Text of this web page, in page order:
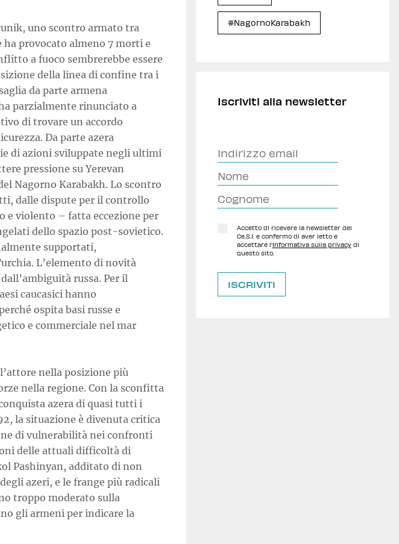
uno scontro armato tra
ha provocato almeno 7 morti e
a fuoco sembrerebbe essere
della linea di confine tra i
da parte armena
parzialmente rinunciato a
di trovare un accordo
Da parte azera
di azioni sviluppate negli ultimi
pressione su Yerevan
Nagorno Karabakh. Lo scontro
dalle dispute per il controllo
e violento – fatta eccezione per
dello spazio post-sovietico.
supportati,
L’elemento di novità
russa. Per il
caucasici hanno
ospita basi russe e
e commerciale nel mar
nella posizione più
nella regione. Con la sconfitta
azera di quasi tutti i
la situazione è divenuta critica
di vulnerabilità nei confronti
delle attuali difficoltà di
Pashinyan, additato di non
azeri, e le frange più radicali
troppo moderato sulla
gli armeni per indicare la
#NagornoKarabakh
Iscriviti alla newsletter
Accetto di ricevere la newsletter del
Ce.S.I. e confermo di aver letto e
accettare l'Informativa sulla privacydi
questo sito.